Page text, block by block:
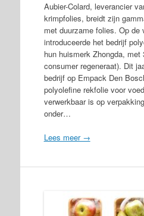
Aubier-Colard, leverancier
krimpfolies, breidt zijn
met duurzame folies. Op de
introduceerde het bedrijf
hun huismerk Zhongda, met
consumer regeneraat). Dit
bedrijf op Empack Den
polyolefine rekfolie voor
verwerkbaar is op
onder…
Lees meer →